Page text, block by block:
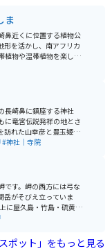
ま
鼻近くに位置する植物公
形を活かし、南アフリカ
植物や温帯植物を楽しむ
開聞岳を背景にした花
鮮やかに咲き誇りま
いて山を登りながらで1
。一番上の絶景スポット
子島が見えます。歩く
長崎鼻に鎮座する神社
に竜宮伝説発祥の地とさ
訪れた山幸彦と豊玉姫
おり、また浦島太郎が
、壷に入れて奉納する
ています。
#神社｜寺院
です。岬の西方には弓な
岳がそびえ立っていま
に屋久島・竹島・硫黄島
一角には、篠原鳳作の
物に指定されています。
ポット」をもっと見る